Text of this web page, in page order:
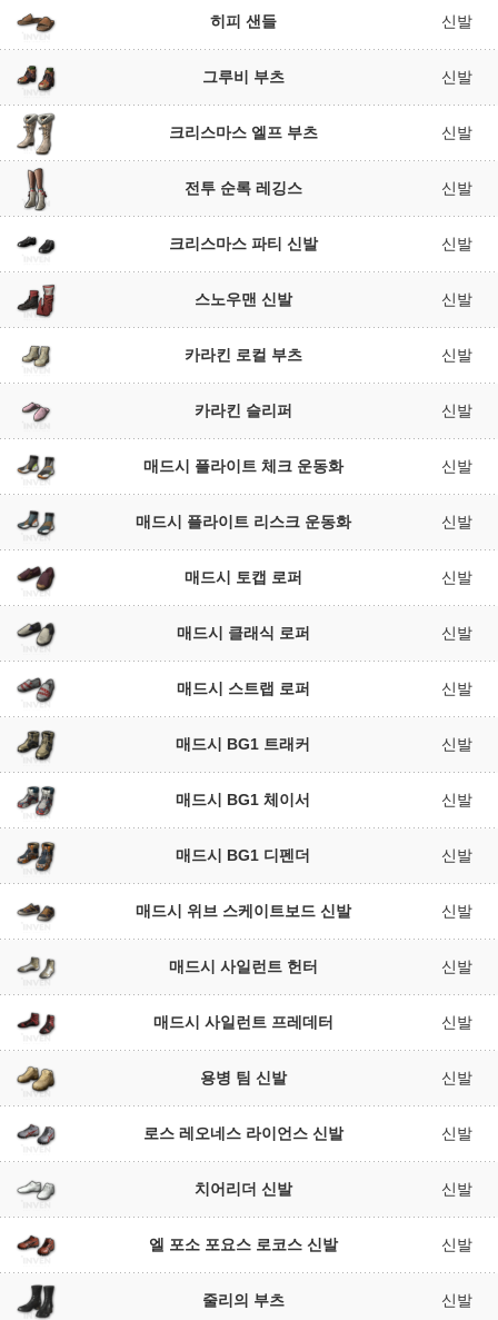
히피 샌들 신발
그루비 부츠 신발
크리스마스 엘프 부츠 신발
전투 순록 레깅스 신발
크리스마스 파티 신발 신발
스노우맨 신발 신발
카라킨 로컬 부츠 신발
카라킨 슬리퍼 신발
매드시 플라이트 체크 운동화 신발
매드시 플라이트 리스크 운동화 신발
매드시 토캡 로퍼 신발
매드시 클래식 로퍼 신발
매드시 스트랩 로퍼 신발
매드시 BG1 트래커 신발
매드시 BG1 체이서 신발
매드시 BG1 디펜더 신발
매드시 위브 스케이트보드 신발 신발
매드시 사일런트 헌터 신발
매드시 사일런트 프레데터 신발
용병 팀 신발 신발
로스 레오네스 라이언스 신발 신발
치어리더 신발 신발
엘 포소 포요스 로코스 신발 신발
줄리의 부츠 신발